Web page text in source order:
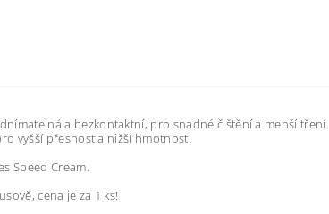
a bezkontaktní, pro snadné čištění a menší tření.
vyšší přesnost a nižší hmotnost.
Speed Cream.
cena je za 1 ks!